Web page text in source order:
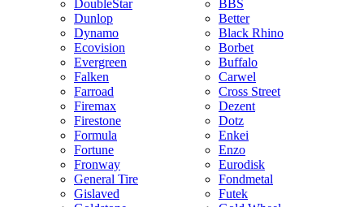
DoubleStar
Dunlop
Dynamo
Ecovision
Evergreen
Falken
Farroad
Firemax
Firestone
Formula
Fortune
Fronway
General Tire
Gislaved
BBS
Better
Black Rhino
Borbet
Buffalo
Carwel
Cross Street
Dezent
Dotz
Enkei
Enzo
Eurodisk
Fondmetal
Futek